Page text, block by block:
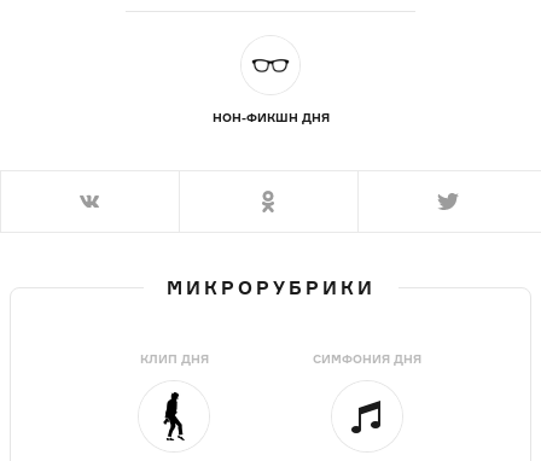
НОН-ФИКШН ДНЯ
МИКРОРУБРИКИ
КЛИП ДНЯ СИМФОНИЯ ДНЯ